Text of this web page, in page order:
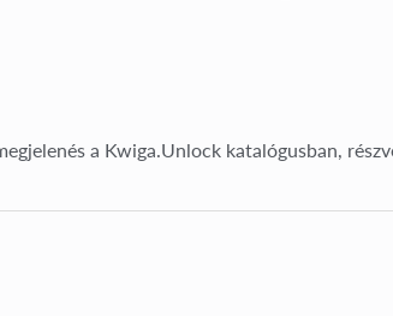
a Kwiga.Unlock katalógusban,